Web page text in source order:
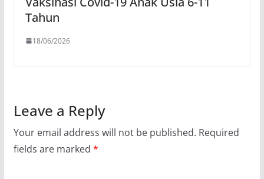
Tahun
18/06/2026
Leave a Reply
Your email address will not be published. Required
fields are marked *